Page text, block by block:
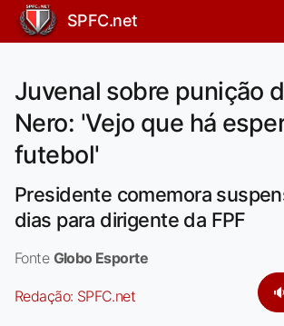
SPFC.net
Juvenal sobre punição
Nero: 'Vejo que há
futebol'
Presidente comemora
dias para dirigente da FPF
Fonte Globo Esporte
Redação: SPFC.net